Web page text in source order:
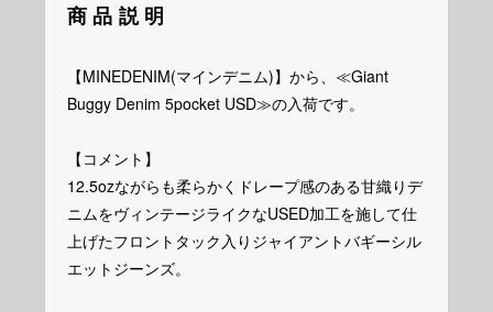
商品説明
【MINEDENIM(マインデニム)】から、≪Giant
Buggy Denim 5pocket USD≫の入荷です。
【コメント】
12.5ozながらも柔らかくドレープ感のある甘織りデ
ニムをヴィンテージライクなUSED加工を施して仕
上げたフロントタック入りジャイアントバギーシル
エットジーンズ。